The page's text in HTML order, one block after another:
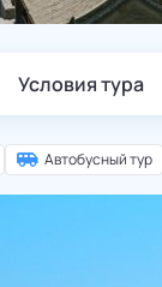
Условия тура
Автобусный тур